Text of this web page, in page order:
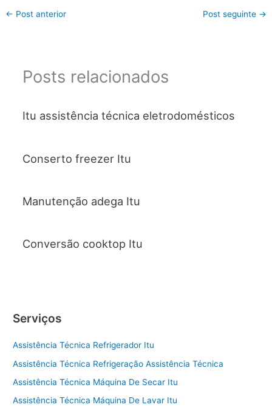
← Post anterior Post seguinte →
Posts relacionados
Itu assistência técnica eletrodomésticos
Conserto freezer Itu
Manutenção adega Itu
Conversão cooktop Itu
Serviços
Assistência Técnica Refrigerador Itu
Assistência Técnica Refrigeração Assistência Técnica
Assistência Técnica Máquina De Secar Itu
Assistência Técnica Máquina De Lavar Itu